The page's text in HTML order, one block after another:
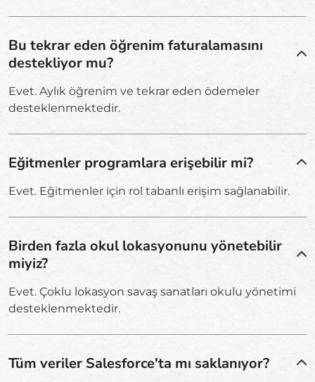
Bu tekrar eden öğrenim faturalamasını
destekliyor mu?
Evet. Aylık öğrenim ve tekrar eden ödemeler
desteklenmektedir.
Eğitmenler programlara erişebilir mi?
Evet. Eğitmenler için rol tabanlı erişim sağlanabilir.
Birden fazla okul lokasyonunu yönetebilir
miyiz?
Evet. Çoklu lokasyon savaş sanatları okulu yönetimi
desteklenmektedir.
Tüm veriler Salesforce'ta mı saklanıyor?